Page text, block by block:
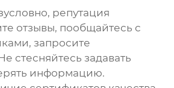
репутация
отзывы, пообщайтесь с
запросите
стесняйтесь задавать
информацию.